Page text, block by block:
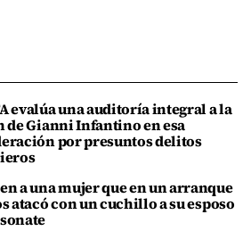
evalúa una auditoría integral a la
de Gianni Infantino en esa
por presuntos delitos
a una mujer que en un arranque
atacó con un cuchillo a su esposo